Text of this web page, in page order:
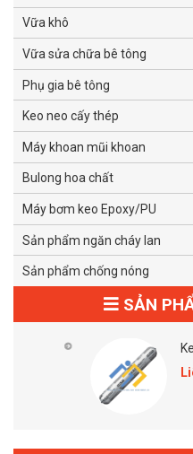
Vữa khô
Vữa sửa chữa bê tông
Phụ gia bê tông
Keo neo cấy thép
Máy khoan mũi khoan
Bulong hoa chất
Máy bơm keo Epoxy/PU
Sản phẩm ngăn cháy lan
Sản phẩm chống nóng
SẢN
Keo
Liên hệ